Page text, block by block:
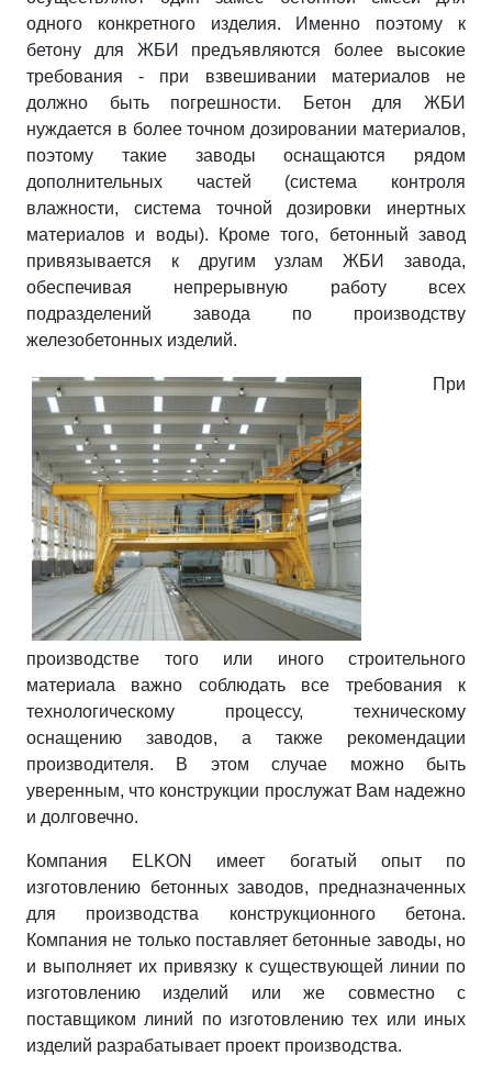
одного конкретного изделия. Именно поэтому к
бетону для ЖБИ предъявляются более высокие
требования - при взвешивании материалов не
должно быть погрешности. Бетон для ЖБИ
нуждается в более точном дозировании материалов,
поэтому такие заводы оснащаются рядом
дополнительных частей (система контроля
влажности, система точной дозировки инертных
материалов и воды). Кроме того, бетонный завод
привязывается к другим узлам ЖБИ завода,
обеспечивая непрерывную работу всех
подразделений завода по производству
железобетонных изделий.
При
производстве того или иного строительного
материала важно соблюдать все требования к
технологическому процессу, техническому
оснащению заводов, а также рекомендации
производителя. В этом случае можно быть
уверенным, что конструкции прослужат Вам надежно
и долговечно.
Компания ELKON имеет богатый опыт по
изготовлению бетонных заводов, предназначенных
для производства конструкционного бетона.
Компания не только поставляет бетонные заводы, но
и выполняет их привязку к существующей линии по
изготовлению изделий или же совместно с
поставщиком линий по изготовлению тех или иных
изделий разрабатывает проект производства.